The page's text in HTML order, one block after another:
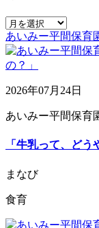
あいみー平間保育
2026年07月24日
あいみー平間保育
「牛乳って、どう
まなび
食育